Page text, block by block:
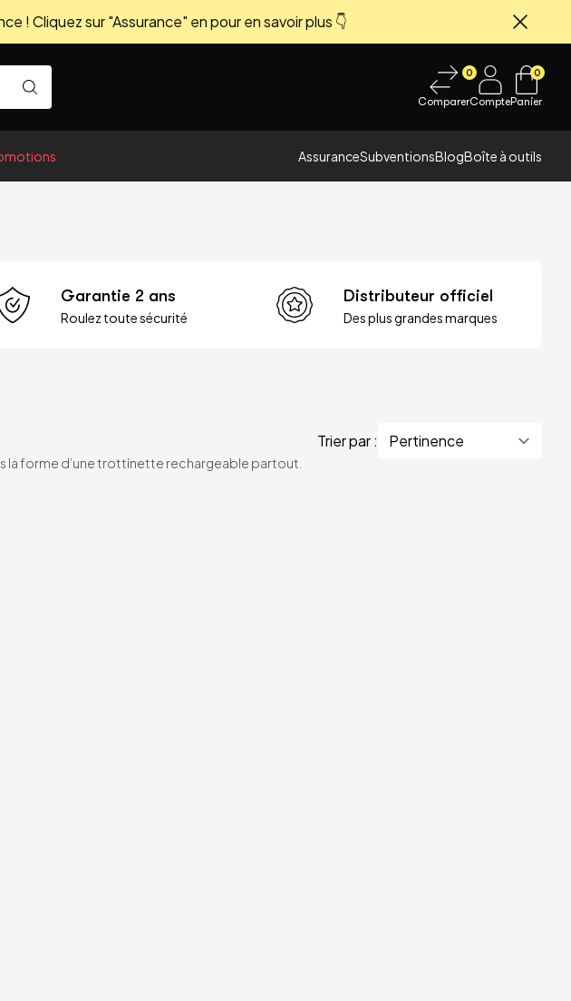
! Cliquez sur "Assurance" en pour en savoir plus 👇
0
ComparerCompte
0
Panier
AssuranceSubventionsBlogBoîte à outils
Garantie 2 ans
Roulez toute sécurité
Distributeur officiel
Des plus grandes marques
la forme d’une trottinette rechargeable partout.
Trier par :